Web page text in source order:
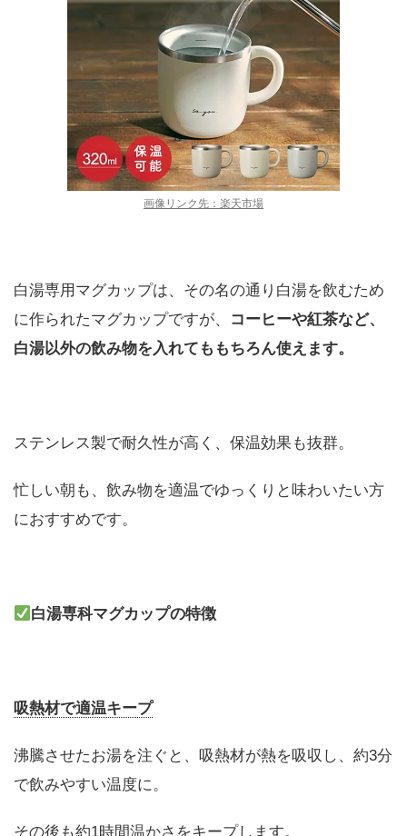
画像リンク先：楽天市場
白湯専用マグカップは、その名の通り白湯を飲むため
に作られたマグカップですが、
コーヒーや紅茶など、
白湯以外の飲み物を入れてももちろん使えます。
ステンレス製で耐久性が高く、保温効果も抜群。
忙しい朝も、飲み物を適温でゆっくりと味わいたい方
におすすめです。
白湯専科マグカップの特徴
吸熱材で適温キープ
沸騰させたお湯を注ぐと、吸熱材が熱を吸収し、約3分
で飲みやすい温度に。
その後も約1時間温かさをキープします。